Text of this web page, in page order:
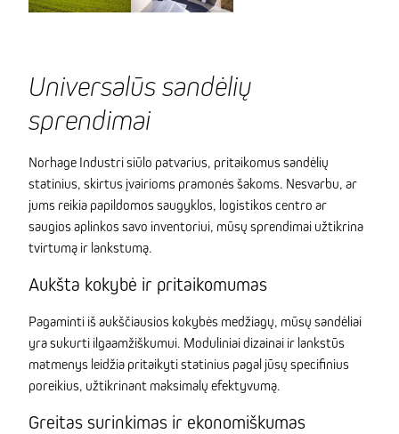
Universalūs sandėlių
sprendimai
Norhage Industri siūlo patvarius, pritaikomus sandėlių
statinius, skirtus įvairioms pramonės šakoms. Nesvarbu, ar
jums reikia papildomos saugyklos, logistikos centro ar
saugios aplinkos savo inventoriui, mūsų sprendimai užtikrina
tvirtumą ir lankstumą.
Aukšta kokybė ir pritaikomumas
Pagaminti iš aukščiausios kokybės medžiagų, mūsų sandėliai
yra sukurti ilgaamžiškumui. Moduliniai dizainai ir lankstūs
matmenys leidžia pritaikyti statinius pagal jūsų specifinius
poreikius, užtikrinant maksimalų efektyvumą.
Greitas surinkimas ir ekonomiškumas